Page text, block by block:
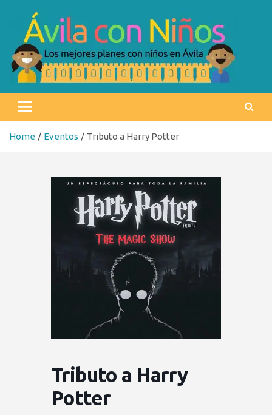
content
Ávila con niños
Home Eventos Tributo a Harry Potter
Tributo a Harry
Potter